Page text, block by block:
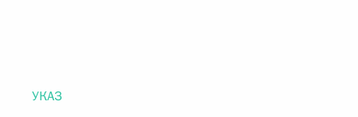
УКАЗ